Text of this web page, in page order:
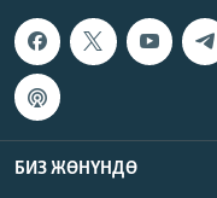
БИЗ ЖӨНҮНДӨ